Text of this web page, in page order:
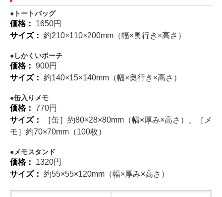
トートバッグ
価格： 1650円
サイズ： 約210×110×200mm（幅×奥行き×高さ）
しかくいポーチ
価格： 900円
サイズ： 約140×15×140mm（幅×奥行き×高さ）
缶入りメモ
価格： 770円
サイズ：
［缶］約80×28×80mm（幅×厚み×高さ）、［メ
モ］約70×70mm（100枚）
メモスタンド
価格： 1320円
サイズ： 約55×55×120mm（幅×厚み×高さ）